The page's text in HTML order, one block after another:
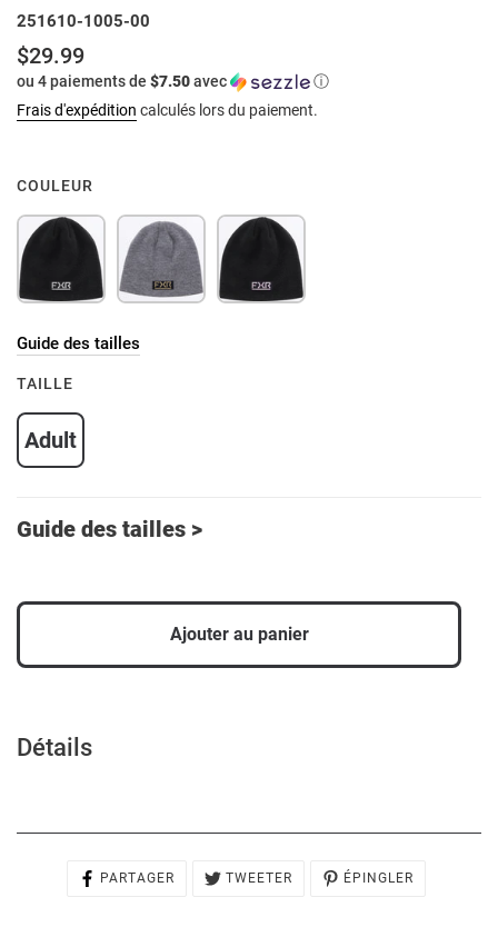
251610-1005-00
Prix
normal
$29.99
ou 4 paiements de $7.50avec
ⓘ
Frais d'expédition calculés lors du paiement.
COULEUR
Guide des tailles
TAILLE
Adult
Guide des tailles >
Ajouter au panier
produit
Détails
PARTAGER
PARTAGER
TWEETER
TWEETER
ÉPINGLER
ÉPINGLER